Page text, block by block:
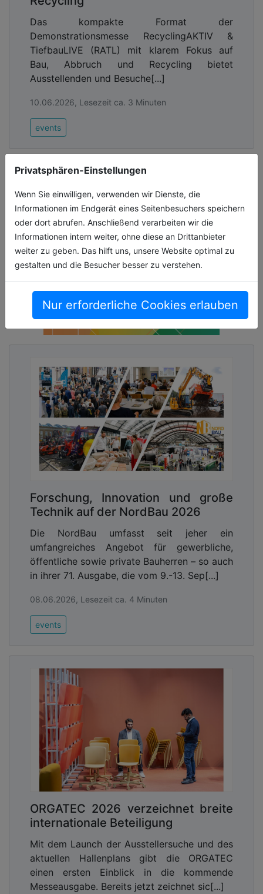
Privatsphären-Einstellungen
Wenn Sie einwilligen, verwenden wir Dienste, die
Informationen im Endgerät eines Seitenbesuchers speichern
oder dort abrufen. Anschließend verarbeiten wir die
Informationen intern weiter, ohne diese an Drittanbieter
weiter zu geben. Das hilft uns, unsere Website optimal zu
gestalten und die Besucher besser zu verstehen.
Nur erforderliche Cookies erlauben
Das kompakte Format der
Demonstrationsmesse RecyclingAKTIV &
TiefbauLIVE (RATL) mit klarem Fokus auf
Bau, Abbruch und Recycling bietet
Ausstellenden und Besuche[...]
10.06.2026, Lesezeit ca. 3 Minuten
events
Forschung, Innovation und große
Technik auf der NordBau 2026
Die NordBau umfasst seit jeher ein
umfangreiches Angebot für gewerbliche,
öffentliche sowie private Bauherren – so auch
in ihrer 71. Ausgabe, die vom 9.-13. Sep[...]
08.06.2026, Lesezeit ca. 4 Minuten
events
ORGATEC 2026 verzeichnet breite
internationale Beteiligung
Mit dem Launch der Ausstellersuche und des
aktuellen Hallenplans gibt die ORGATEC
einen ersten Einblick in die kommende
Messeausgabe. Bereits jetzt zeichnet sic[...]